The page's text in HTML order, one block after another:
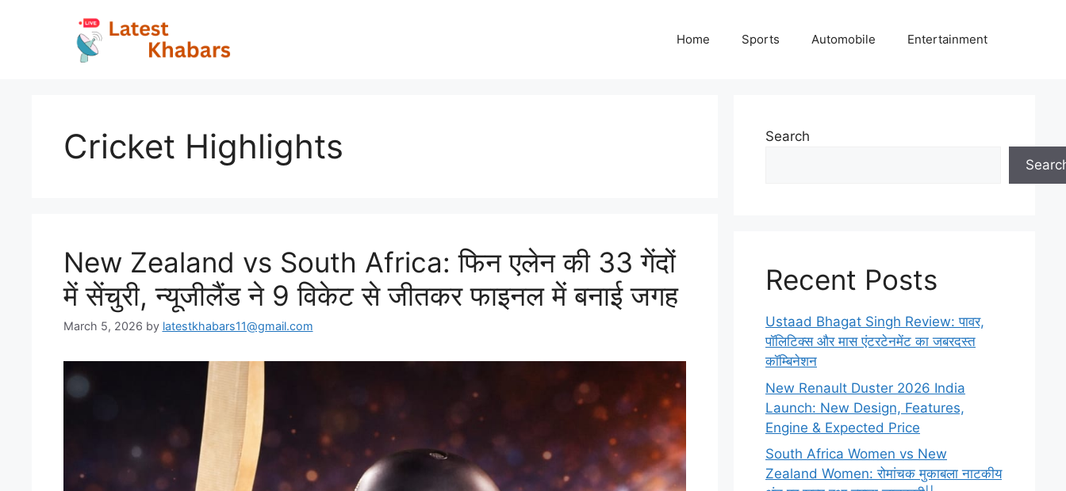
Home Sports Automobile Entertainment
Cricket Highlights
New Zealand vs South Africa: फिन एलेन की 33 गेंदों
में सेंचुरी, न्यूजीलैंड ने 9 विकेट से जीतकर फाइनल में बनाई जगह
March 5, 2026 by latestkhabars11@gmail.com
Search
Recent Posts
Ustaad Bhagat Singh Review: पावर,
पॉलिटिक्स और मास एंटरटेनमेंट का जबरदस्त
कॉम्बिनेशन
New Renault Duster 2026 India
Launch: New Design, Features,
Engine & Expected Price
South Africa Women vs New
Zealand Women: रोमांचक मुकाबला नाटकीय